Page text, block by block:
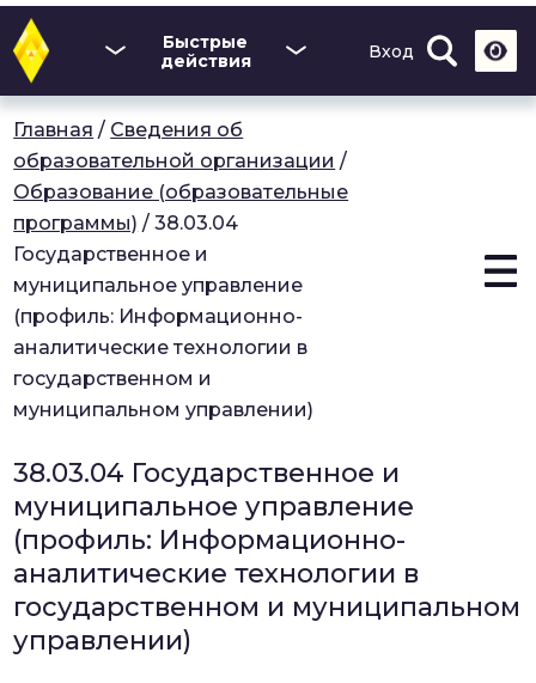
Перейти
основному
содержанию
Быстрые
действия
Вход
Главная / Сведения об
образовательной организации /
Образование (образовательные
программы) /38.03.04
Государственное и
муниципальное управление
(профиль: Информационно-
аналитические технологии в
государственном и
муниципальном управлении)
38.03.04 Государственное и
муниципальное управление
(профиль: Информационно-
аналитические технологии в
государственном и муниципальном
управлении)